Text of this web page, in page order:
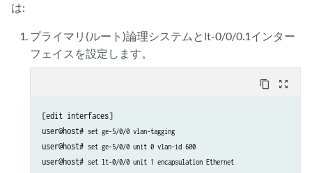
は:
プライマリ(ルート)論理システムとlt-0/0/0.1インター
フェイスを設定します。
content_copy zoom_out_map
[edit interfaces]
user@host# set ge-5/0/0 vlan-tagging
user@host# set ge-5/0/0 unit 0 vlan-id 600
user@host# set lt-0/0/0 unit 1 encapsulation Ethernet